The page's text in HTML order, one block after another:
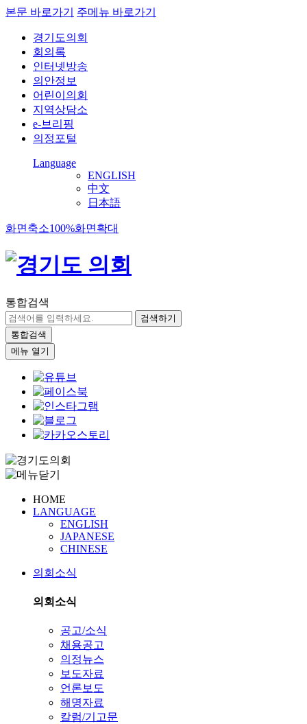
본문 바로가기 주메뉴 바로가기
경기도의회
회의록
인터넷방송
의안정보
어린이의회
지역상담소
e-브리핑
의정포털
Language
ENGLISH
中文
日本語
화면축소100%화면확대
통합검색
검색하기
통합검색
메뉴 열기
HOME
LANGUAGE
ENGLISH
JAPANESE
CHINESE
의회소식
의회소식
공고/소식
채용공고
의정뉴스
보도자료
언론보도
해명자료
칼럼/기고문